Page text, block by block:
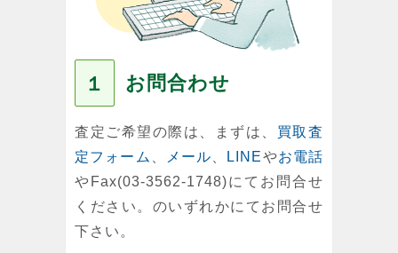
１ お問合わせ
査定ご希望の際は、まずは、 買取査
定フォーム
メール LINEやお電話
やFax(03-3562-1748)にてお問合せ
ください。のいずれかにてお問合せ
下さい。